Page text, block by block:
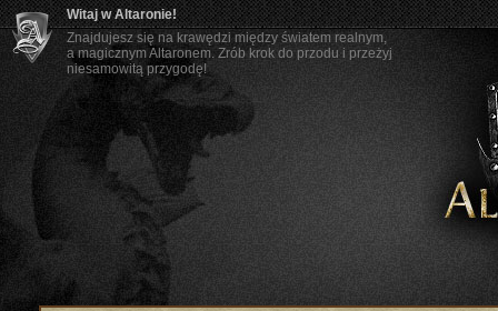
Witaj w Altaronie!
Znajdujesz się na krawędzi między światem realnym,
a magicznym Altaronem. Zrób krok do przodu i przeżyj
niesamowitą przygodę!